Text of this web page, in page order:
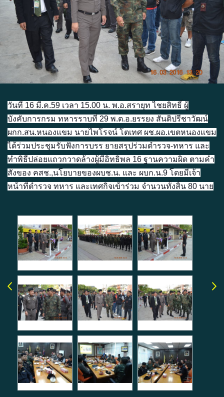
วันที่ 16 มี.ค.59 เวลา 15.00 น. พ.อ.สรายุท ไชยสิทธิ์ ผู้
บังคับการกรม ทหารราบที่ 29 พ.ต.อ.ยรรยง สันติปรีชาวัฒน์
ผกก.สน.หนองแขม นายไพโรจน์ โตเทศ ผช.ผอ.เขตหนองแขม
ได้ร่วมประชุมรับฟังการบรร ยายสรุปร่วมตำรวจ-ทหาร และ
ทำพิธีปล่อยแถวกวาดล้างผู้มีอิทธิพล 16 ฐานความผิด ตามคำ
สั่งของ คสช.,นโยบายของผบช.น. และ ผบก.น.9 โดยมีเจ้า
หน้าที่ตำรวจ ทหาร และเทศกิจเข้าร่วม จำนวนทั้งสิ้น 80 นาย